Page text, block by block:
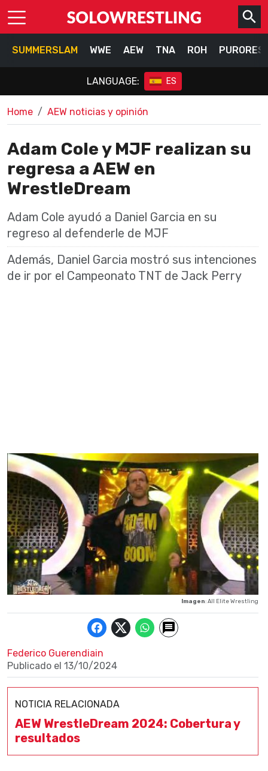
SUMMERSLAM WWE AEW TNA ROH
LANGUAGE: ES
Home AEW noticias y opinión
Adam Cole y MJF realizan su
regresa a AEW en
WrestleDream
Adam Cole ayudó a Daniel Garcia en su
regreso al defenderle de MJF
Además, Daniel Garcia mostró sus intenciones
de ir por el Campeonato TNT de Jack Perry
Imagen: All Elite Wrestling
Federico Guerendiain
Publicado el 13/10/2024
NOTICIA RELACIONADA
AEW WrestleDream 2024: Cobertura y
resultados